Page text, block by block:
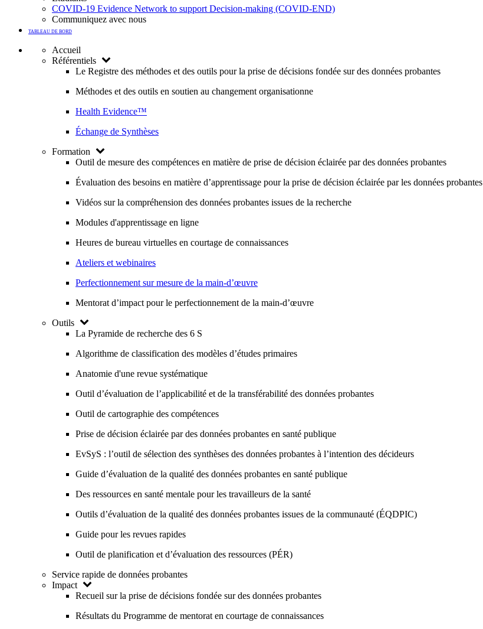
COVID-19 Evidence Network to support Decision-making (COVID-END)
Communiquez avec nous
TABLEAU DE BORD
Accueil
Référentiels
Le Registre des méthodes et des outils pour la prise de décisions fondée sur des données probantes
Méthodes et des outils en soutien au changement organisationne
Health Evidence™
Échange de Synthèses
Formation
Outil de mesure des compétences en matière de prise de décision éclairée par des données probantes
Évaluation des besoins en matière d’apprentissage pour la prise de décision éclairée par les données probantes
Vidéos sur la compréhension des données probantes issues de la recherche
Modules d'apprentissage en ligne
Heures de bureau virtuelles en courtage de connaissances
Ateliers et webinaires
Perfectionnement sur mesure de la main-d’œuvre
Mentorat d’impact pour le perfectionnement de la main-d’œuvre
Outils
La Pyramide de recherche des 6 S
Algorithme de classification des modèles d’études primaires
Anatomie d'une revue systématique
Outil d’évaluation de l’applicabilité et de la transférabilité des données probantes
Outil de cartographie des compétences
Prise de décision éclairée par des données probantes en santé publique
EvSyS : l’outil de sélection des synthèses des données probantes à l’intention des décideurs
Guide d’évaluation de la qualité des données probantes en santé publique
Des ressources en santé mentale pour les travailleurs de la santé
Outils d’évaluation de la qualité des données probantes issues de la communauté (ÉQDPIC)
Guide pour les revues rapides
Outil de planification et d’évaluation des ressources (PÉR)
Service rapide de données probantes
Impact
Recueil sur la prise de décisions fondée sur des données probantes
Résultats du Programme de mentorat en courtage de connaissances